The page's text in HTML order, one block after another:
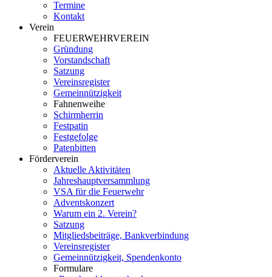
Termine
Kontakt
Verein
FEUERWEHRVEREIN
Gründung
Vorstandschaft
Satzung
Vereinsregister
Gemeinnützigkeit
Fahnenweihe
Schirmherrin
Festpatin
Festgefolge
Patenbitten
Förderverein
Aktuelle Aktivitäten
Jahreshauptversammlung
VSA für die Feuerwehr
Adventskonzert
Warum ein 2. Verein?
Satzung
Mitgliedsbeiträge, Bankverbindung
Vereinsregister
Gemeinnützigkeit, Spendenkonto
Formulare